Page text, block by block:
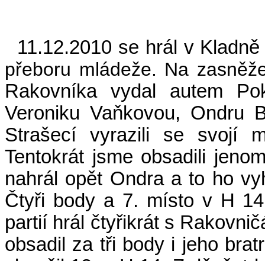
11.12.2010 se hrál v Kladně
přeboru mládeže. Na
Rakovníka vydal autem
Veroniku Vaňkovou, Ondru
Strašecí vyrazili se svojí
Tentokrát jsme obsadili
nahrál opět Ondra a to ho
Čtyři body a 7. místo v H
partií hrál čtyřikrát s
obsadil za tři body i jeho